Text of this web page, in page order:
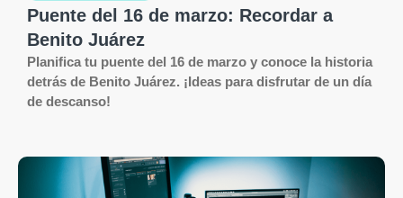
Puente del 16 de marzo: Recordar a
Benito Juárez
Planifica tu puente del 16 de marzo y conoce la historia
detrás de Benito Juárez. ¡Ideas para disfrutar de un día
de descanso!